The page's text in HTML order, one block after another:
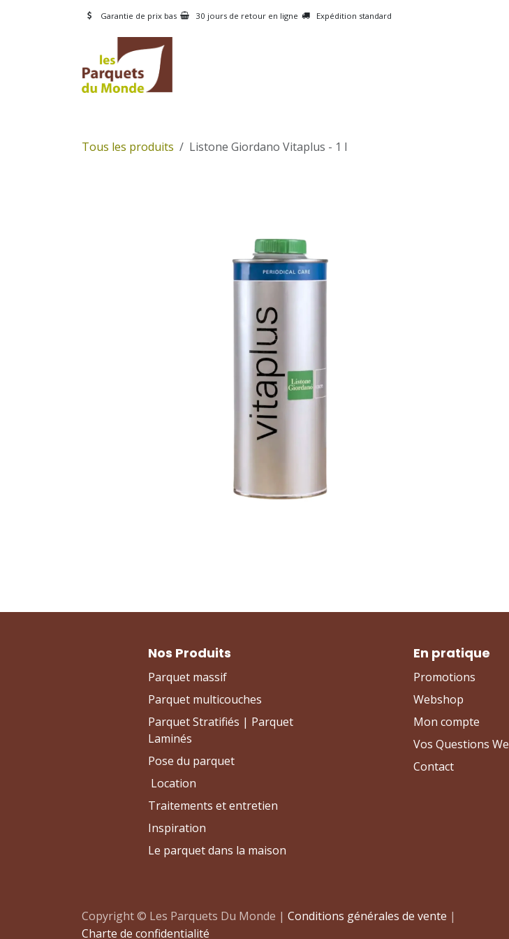
Se rendre au contenu
Garantie de prix bas 30 jours de retour en ligne Expédition standard
Tous les produits Listone Giordano Vitaplus - 1 l
Nos Produits
Parquet massif
Parquet multicouches
Parquet Stratifiés | Parquet
Laminés
Pose du parquet
Location
Traitements et entretien
Inspiration
Le parquet dans la maison
En pratique
Promotions
Webshop
Mon compte
Vos Questions
Contact
Copyright © Les Parquets Du Monde | Conditions générales de vente |
Charte de confidentialité